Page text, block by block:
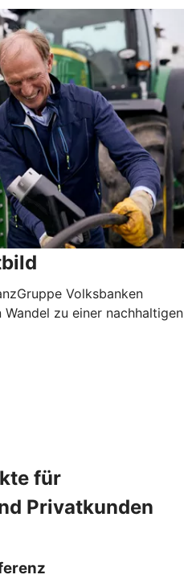
Volksbanken
zu einer nachhaltigen
für
Privatkunden